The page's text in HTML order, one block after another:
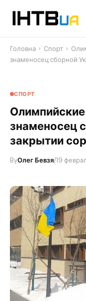
Головна › Спорт ›
знаменосец сборной
СПОРТ
знаменосец
закрытии
ByОлег Бевзя/19